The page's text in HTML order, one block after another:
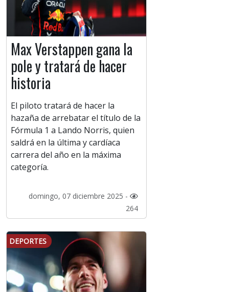
Max Verstappen gana la
pole y tratará de hacer
historia
El piloto tratará de hacer la
hazaña de arrebatar el título de la
Fórmula 1 a Lando Norris, quien
saldrá en la última y cardíaca
carrera del año en la máxima
categoría.
domingo, 07 diciembre 2025 -
264
DEPORTES